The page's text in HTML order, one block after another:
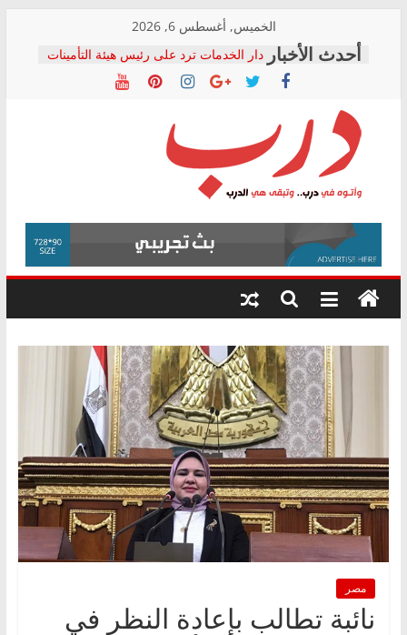
content
الخميس, أغسطس 6, 2026
دار الخدمات ترد على رئيس هيئة التأمينات
بعد مؤتمره الصحفي: إنكار الأزمة لا ينهي
معاناة أصحاب المعاشات.. ونطالب بكشف
فرحات سليمان يكتب: القطاع الصحي إلى
أين؟
حزب التحالف الشعبي يطلق لجنة “الحق
في الصحة” بالإسكندرية لرصد الانتهاكات
ودعم المرضى
الوزاري لمدينة الصحفيين.. وانتهاء أعمال
إنشاء المبنى الإداري
المجلس القومي لحقوق الإنسان يعلن
متابعة قضية الدكتور محمد زهران.. ويؤكد:
قرينة البراءة وضمانات المحاكمة العادلة
درب
وأتوه
درب..
وتبقى
هي
مصر
نائبة تطالب بإعادة النظر في